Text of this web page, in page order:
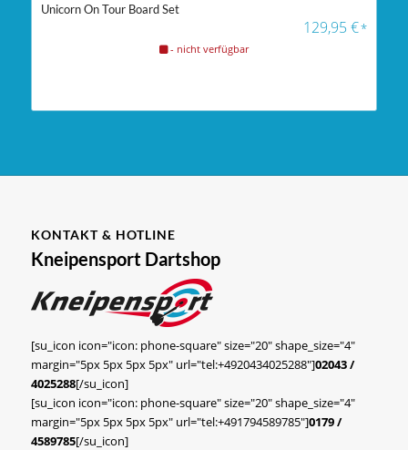
Unicorn On Tour Board Set
129,95€*
- nicht verfügbar
KONTAKT & HOTLINE
Kneipensport Dartshop
[su_icon icon="icon: phone-square" size="20" shape_size="4"
margin="5px 5px 5px 5px" url="tel:+4920434025288"]02043 /
4025288[/su_icon]
[su_icon icon="icon: phone-square" size="20" shape_size="4"
margin="5px 5px 5px 5px" url="tel:+491794589785"]0179 /
4589785[/su_icon]